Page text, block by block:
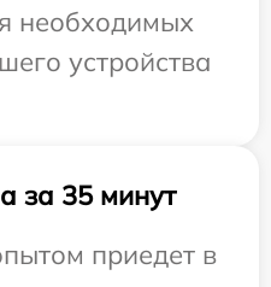
необходимых
устройства
за 35 минут
приедет в